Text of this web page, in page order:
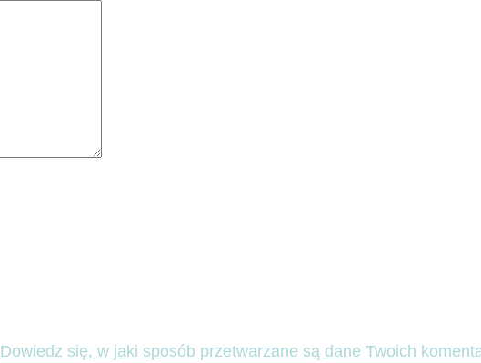
Dowiedz się, w jaki sposób przetwarzane są dane Twoich